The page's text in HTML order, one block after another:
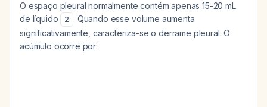
O espaço pleural normalmente contém apenas 15-20 mL
de líquido
2 . Quando esse volume aumenta
significativamente, caracteriza-se o derrame pleural. O
acúmulo ocorre por: